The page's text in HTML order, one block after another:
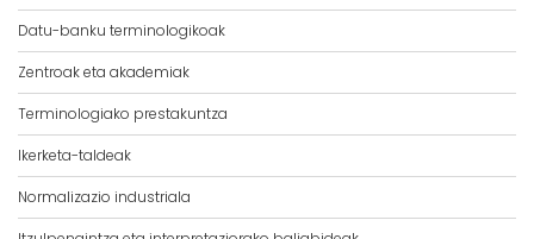
Datu-banku terminologikoak
Zentroak eta akademiak
Terminologiako prestakuntza
Ikerketa-taldeak
Normalizazio industriala